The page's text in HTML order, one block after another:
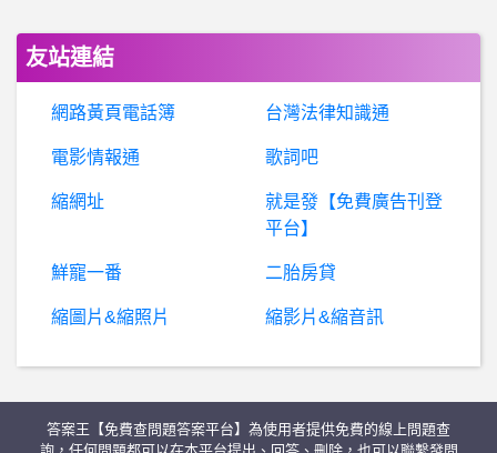
希
洽- 上動畫瘋討論度才會高是不是假議題？ 上動畫瘋討論度才會高是不是假議題？
P
lay Station - PS- 我加入高級會員了，然後...... 我加入高級會員了，然後......
房屋交易- 預售屋4樓與9樓選擇 預售屋4樓與9樓選擇
信用卡- 台新GoGo卡疑問 台新GoGo卡疑問
希洽- 武士少女雷不雷？ 武士少女雷不雷？
房屋交易- 預售三房格局請益 預售三房格局請益
信
用卡- 申請新光ou卡的財力證明請益 申請新光ou卡的財力證明請益
友站連結
網路黃頁電話簿 台灣法律知識通
電影情報通 歌詞吧
縮網址
就是發【免費廣告刊登
平台】
鮮寵一番 二胎房貸
縮圖片&縮照片 縮影片&縮音訊
答案王【免費查問題答案平台】為使用者提供免費的線上問題查